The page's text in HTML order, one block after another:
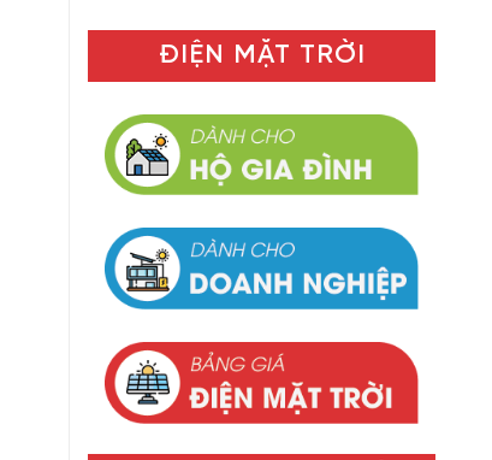
ĐIỆN MẶT TRỜI